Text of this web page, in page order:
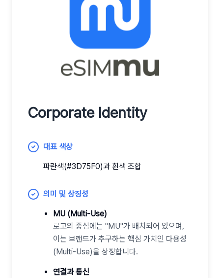
Corporate Identity
대표 색상
파란색(#3D75F0)과 흰색 조합
의미 및 상징성
MU (Multi-Use)
로고의 중심에는 "MU"가 배치되어 있으며,
이는 브랜드가 추구하는 핵심 가치인 다용성
(Multi-Use)을 상징합니다.
연결과 통신